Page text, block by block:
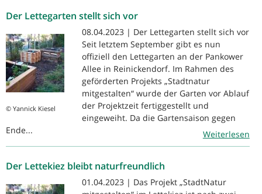
Der Lettegarten stellt sich vor
© Yannick Kiesel
08.04.2023 | Der Lettegarten stellt sich vor
Seit letztem September gibt es nun
offiziell den Lettegarten an der Pankower
Allee in Reinickendorf. Im Rahmen des
geförderten Projekts „Stadtnatur
mitgestalten“ wurde der Garten vor Ablauf
der Projektzeit fertiggestellt und
eingeweiht. Da die Gartensaison gegen
Ende...
Weiterlesen
Der Lettekiez bleibt naturfreundlich
01.04.2023 | Das Projekt „StadtNatur